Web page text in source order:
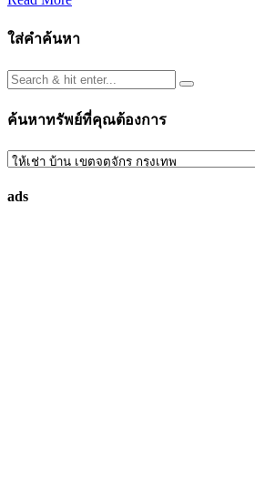
ใส่คำค้นหา
ค้นหาทรัพย์ที่คุณต้องการ
ค้นหา
ที่
ads